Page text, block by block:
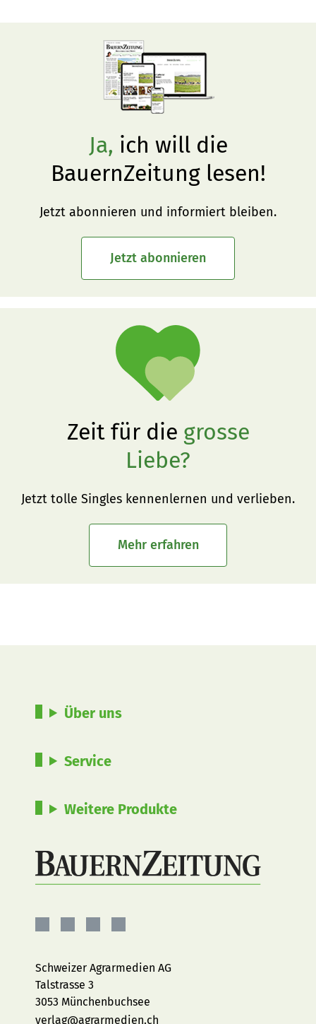
Ja, ich will die
BauernZeitung lesen!
Jetzt abonnieren und informiert bleiben.
Jetzt abonnieren
Zeit für die grosse
Liebe?
Jetzt tolle Singles kennenlernen und verlieben.
Mehr erfahren
Über uns
Service
Weitere Produkte
Facebook
Instagram
YouTubeLinkedIn
Schweizer Agrarmedien AG
Talstrasse 3
3053 Münchenbuchsee
verlag@agrarmedien.ch